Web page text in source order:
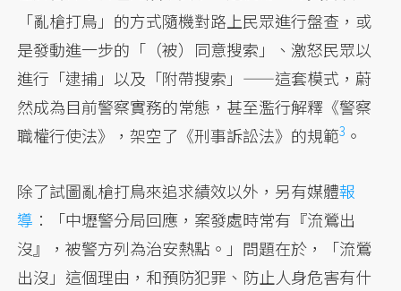
「亂槍打鳥」的方式隨機對路上民眾進行盤查，或
是發動進一步的「（被）同意搜索」、激怒民眾以
進行「逮捕」以及「附帶搜索」——這套模式，蔚
然成為目前警察實務的常態，甚至濫行解釋《警察
職權行使法》，架空了《刑事訴訟法》的規範3 。
除了試圖亂槍打鳥來追求績效以外，另有媒體報
導 ：「中壢警分局回應，案發處時常有『流鶯出
沒』，被警方列為治安熱點。」問題在於，「流鶯
出沒」這個理由，和預防犯罪、防止人身危害有什